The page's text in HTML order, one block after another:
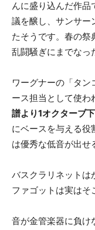
んに盛り込んだ作品
議を醸し、サンサー
たそうです。春の祭
乱闘騒ぎにまでなっ
ワーグナーの「タ
ース担当として使わ
譜より1オクターブ
にベースを与える役
は優秀な低音が出せ
バスクラリネットは
ファゴットは実はそ
音が金管楽器に負け